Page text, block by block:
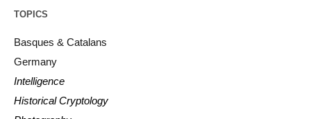
TOPICS
Basques & Catalans
Germany
Intelligence
Historical Cryptology